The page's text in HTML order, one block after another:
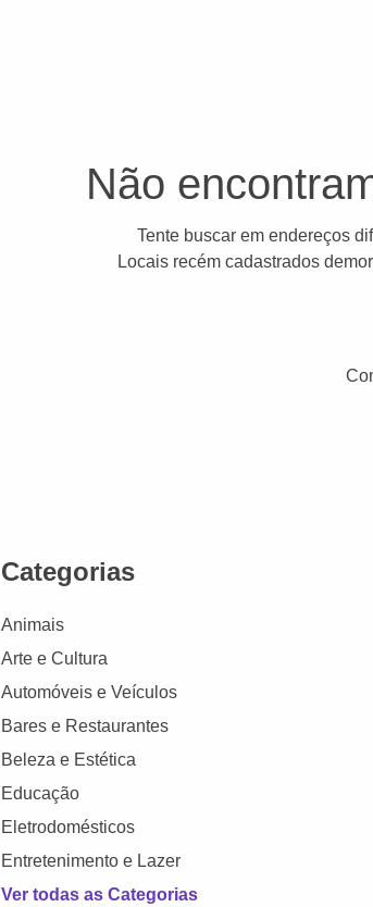
Não
Tente buscar em endereços
Locais recém cadastrados
Categorias
Animais
Arte e Cultura
Automóveis e Veículos
Bares e Restaurantes
Beleza e Estética
Educação
Eletrodomésticos
Entretenimento e Lazer
Ver todas as Categorias